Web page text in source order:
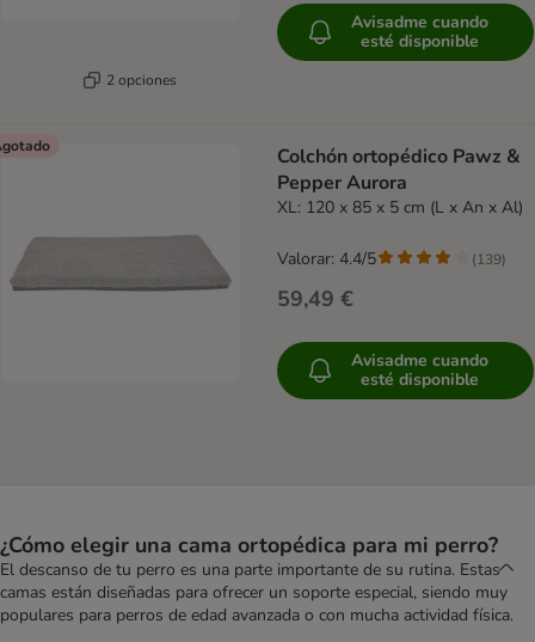
2 opciones
Avisadme cuando
esté disponible
Colchón ortopédico Pawz &
Pepper Aurora
XL: 120 x 85 x 5 cm (L x An x Al)
59,49 €
Valorar: 4.4/5 (139)
Avisadme cuando
esté disponible
¿Cómo elegir una cama ortopédica para mi perro?
El descanso de tu perro es una parte importante de su rutina. Estas
camas están diseñadas para ofrecer un soporte especial, siendo muy
populares para perros de edad avanzada o con mucha actividad física.